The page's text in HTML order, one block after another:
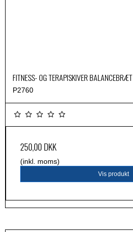
FITNESS- OG TERAPISKIVER BALANCEBRÆT
P2760
250,00 DKK
(inkl. moms)
Vis produkt